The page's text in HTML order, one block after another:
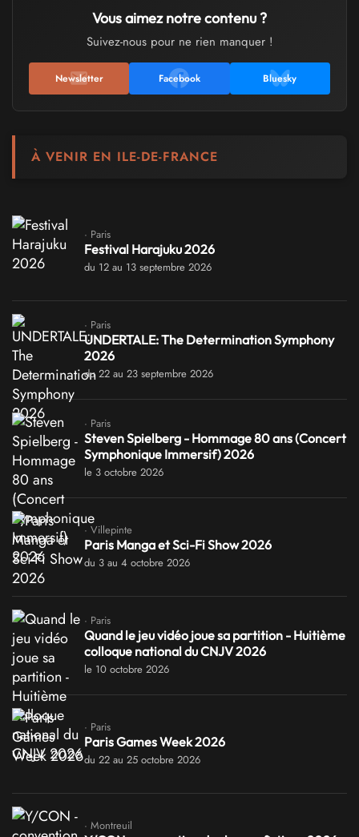
Vous aimez notre contenu ?
Suivez-nous pour ne rien manquer !
Newsletter Facebook Bluesky
À VENIR EN ILE-DE-FRANCE
· Paris
Festival Harajuku 2026
du 12 au 13 septembre 2026
· Paris
UNDERTALE: The Determination Symphony
2026
du 22 au 23 septembre 2026
· Paris
Steven Spielberg - Hommage 80 ans (Concert
Symphonique Immersif) 2026
le 3 octobre 2026
· Villepinte
Paris Manga et Sci-Fi Show 2026
du 3 au 4 octobre 2026
· Paris
Quand le jeu vidéo joue sa partition - Huitième
colloque national du CNJV 2026
le 10 octobre 2026
· Paris
Paris Games Week 2026
du 22 au 25 octobre 2026
· Montreuil